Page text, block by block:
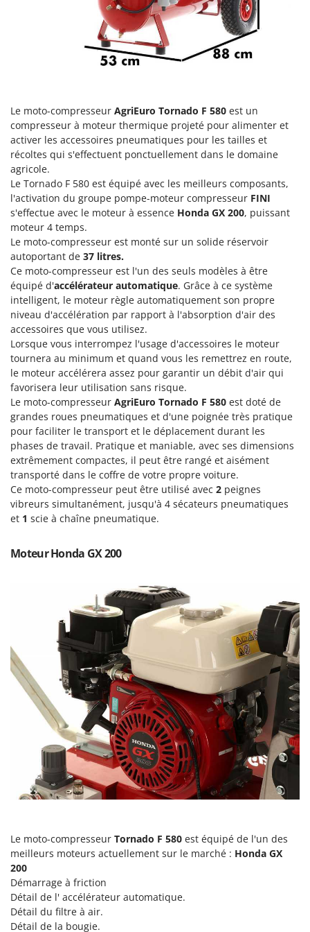
Groupes électrogènes
Gyrobroyeurs à lame pour tracteur
Haches - Cognées et Hachettes
Herses à Dents
Herses Rotatives
L
Lames à neige
Lames niveleuses pour tracteur
Lave-vitres
Lieuses électriques pour vignes
M
Machines à pâtes
Machines pour la transformation des fruits
Machines sous vide
Motobineuses
Motoculteurs
Motofaucheuses
Motopompes pour irrigation
Moulins à céréales électriques
Moulins à farine
N
Nettoyeurs et Balais à vapeur
Nettoyeurs haute pression
Peignes vibreurs et Secoueurs à olives
Pelles rétros pour tracteur
Perches Élagueuses
Pétrins à Spirale
Piscines
Planteuses de pommes de terre pour tracteur
Plateaux de coupe pour tracteur
Plumeuses
Pompes d'irrigation à tracteur
Pompes de transfert
Pompes immergées électriques
Poussoirs à saucisse
Presses à pellets
Pressoirs à fruits
Pressoirs à Raisin
Elegen
Energy Gruppi
Enotecnica Pillan
Eschenfelder
EuroMech
Eurosystems
F
FAC
Fama Industrie
Famag
Famur
FARMER
FBC
Ferrari Group
Ferroni
Ferrua
FIAC
FIEM
Fimar
FINI
Fiskars
Fontana Forni
Forest Master
Francini
G
G3 Ferrari
Gardena
Garofalo
GeoTech
GeoTech Pro
Gierre
Ginko - MGM
Girmi
GRAEF
Gre
GreenBay
Greenworks
Le moto-compresseur AgriEuro Tornado F 580 est un
compresseur à moteur thermique projeté pour alimenter et
activer les accessoires pneumatiques pour les tailles et
récoltes qui s'effectuent ponctuellement dans le domaine
agricole.
Le Tornado F 580 est équipé avec les meilleurs composants,
l'activation du groupe pompe-moteur compresseur FINI
s'effectue avec le moteur à essence Honda GX 200, puissant
moteur 4 temps.
Le moto-compresseur est monté sur un solide réservoir
autoportant de 37 litres.
Ce moto-compresseur est l'un des seuls modèles à être
équipé d'accélérateur automatique. Grâce à ce système
intelligent, le moteur règle automatiquement son propre
niveau d'accélération par rapport à l'absorption d'air des
accessoires que vous utilisez.
Lorsque vous interrompez l'usage d'accessoires le moteur
tournera au minimum et quand vous les remettrez en route,
le moteur accélérera assez pour garantir un débit d'air qui
favorisera leur utilisation sans risque.
Le moto-compresseur AgriEuro Tornado F 580 est doté de
grandes roues pneumatiques et d'une poignée très pratique
pour faciliter le transport et le déplacement durant les
phases de travail. Pratique et maniable, avec ses dimensions
extrêmement compactes, il peut être rangé et aisément
transporté dans le coffre de votre propre voiture.
Ce moto-compresseur peut être utilisé avec 2 peignes
vibreurs simultanément, jusqu'à 4 sécateurs pneumatiques
et 1 scie à chaîne pneumatique.
Moteur Honda GX 200
Le moto-compresseur Tornado F 580 est équipé de l'un des
meilleurs moteurs actuellement sur le marché : Honda GX
200
Démarrage à friction
Détail de l' accélérateur automatique.
Détail du filtre à air.
Détail de la bougie.